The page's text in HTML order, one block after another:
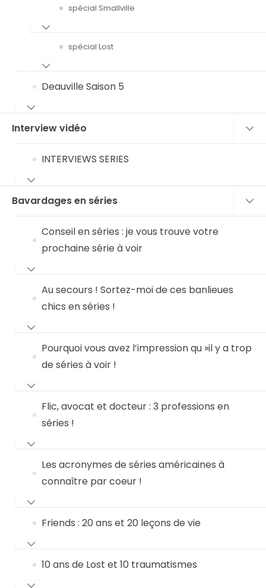
spécial Smallville
spécial Lost
Deauville Saison 5
Interview vidéo
INTERVIEWS SERIES
Bavardages en séries
Conseil en séries : je vous trouve votre
prochaine série à voir
Au secours ! Sortez-moi de ces banlieues
chics en séries !
Pourquoi vous avez l’impression qu »il y a trop
de séries à voir !
Flic, avocat et docteur : 3 professions en
séries !
Les acronymes de séries américaines à
connaître par coeur !
Friends : 20 ans et 20 leçons de vie
10 ans de Lost et 10 traumatismes